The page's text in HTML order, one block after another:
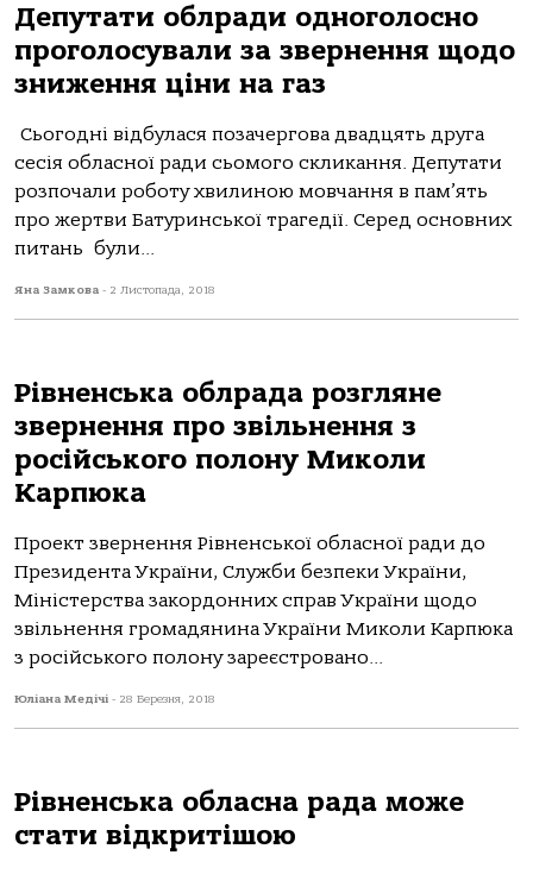
Депутати облради одноголосно
проголосували за звернення щодо
зниження ціни на газ
Сьогодні відбулася позачергова двадцять друга
сесія обласної ради сьомого скликання. Депутати
розпочали роботу хвилиною мовчання в пам’ять
про жертви Батуринської трагедії. Серед основних
питань були...
Яна Замкова - 2 Листопада, 2018
Рівненська облрада розгляне
звернення про звільнення з
російського полону Миколи
Карпюка
Проект звернення Рівненської обласної ради до
Президента України, Служби безпеки України,
Міністерства закордонних справ України щодо
звільнення громадянина України Миколи Карпюка
з російського полону зареєстровано...
Юліана Медічі - 28 Березня, 2018
Рівненська обласна рада може
стати відкритішою